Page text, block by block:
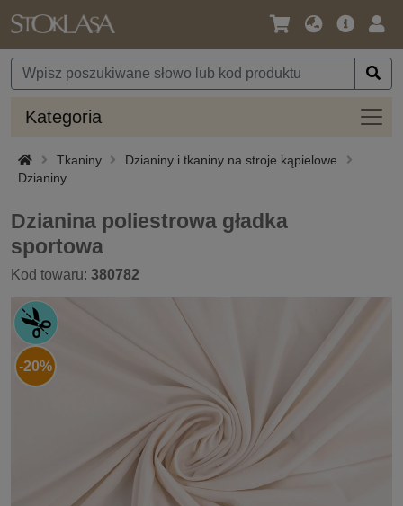
Język
Waluta
Oferta
Kategoria
Tkaniny
Dzianiny i tkaniny na stroje kąpielowe
Dzianiny
Dzianina poliestrowa gładka
sportowa
Kod towaru: 380782
-20%